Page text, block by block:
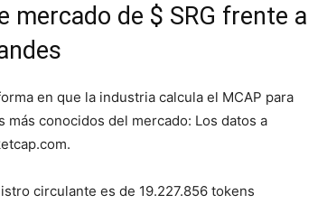
mercado de $ SRG frente a
en que la industria calcula el MCAP para
conocidos del mercado: Los datos a
circulante es de 19.227.856 tokens